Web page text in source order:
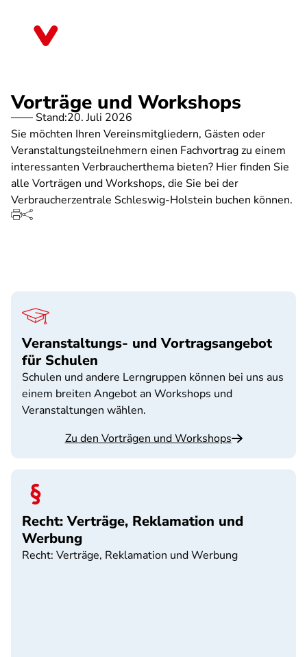
Vorträge und Workshops
Stand:20. Juli 2026
Sie möchten Ihren Vereinsmitgliedern, Gästen oder
Veranstaltungsteilnehmern einen Fachvortrag zu einem
interessanten Verbraucherthema bieten? Hier finden Sie
alle Vorträgen und Workshops, die Sie bei der
Verbraucherzentrale Schleswig-Holstein buchen können.
Veranstaltungs- und Vortragsangebot
für Schulen
Schulen und andere Lerngruppen können bei uns aus
einem breiten Angebot an Workshops und
Veranstaltungen wählen.
Zu den Vorträgen und Workshops
Recht: Verträge, Reklamation und
Werbung
Recht: Verträge, Reklamation und Werbung